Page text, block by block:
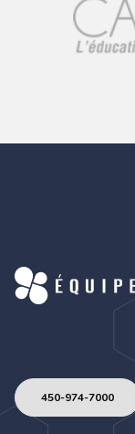
450-974-7000